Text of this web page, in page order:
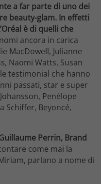
a far parte di uno dei
beauty-glam. In effetti
è di quelli che
ancora in carica
MacDowell, Julianne
Naomi Watts, Susan
testimonial che hanno
passati, star e super
Penélope
Schiffer, Beyoncé,
Perrin, Brand
come mai la
parlano a nome di